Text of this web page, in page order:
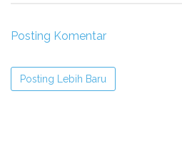
Posting Komentar
Posting Lebih Baru